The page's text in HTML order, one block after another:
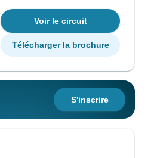
Voir le circuit
Télécharger la brochure
S'inscrire